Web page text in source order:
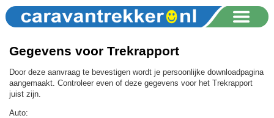
Gegevens voor Trekrapport
Door deze aanvraag te bevestigen wordt je persoonlijke downloadpagina
aangemaakt. Controleer even of deze gegevens voor het Trekrapport
juist zijn.
Auto: